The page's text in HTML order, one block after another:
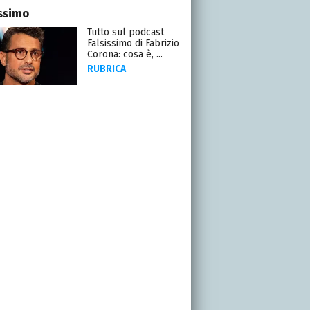
Tutto sul podcast
Falsissimo di Fabrizio
Corona: cosa è, ...
RUBRICA